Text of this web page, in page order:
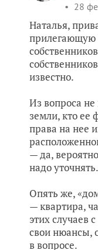
28
Наталья,
прилегающую
известно.
Из вопроса не
земли, кто ее
права на нее
— да,
надо уточнять.
Опять же,
— квартира,
этих случаев
свои нюансы,
в вопросе.